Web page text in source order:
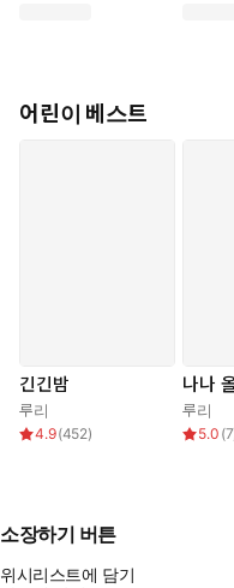
어린이 베스트
긴긴밤
루리
4.9(452)
나나
루리
5.0 (7
소장하기 버튼
위시리스트에 담기